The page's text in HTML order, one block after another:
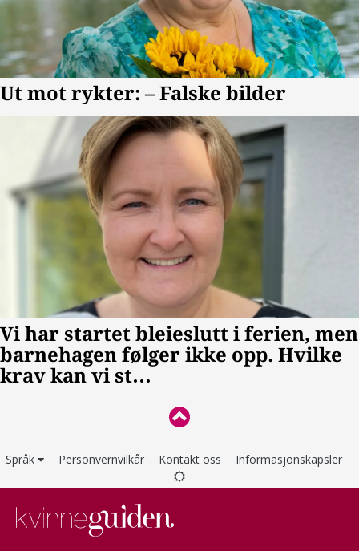
Språk Personvernvilkår Kontakt oss Informasjonskapsler